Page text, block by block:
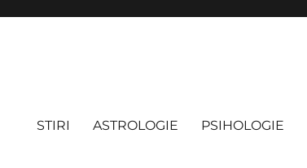
STIRI ASTROLOGIE PSIHOLOGIE